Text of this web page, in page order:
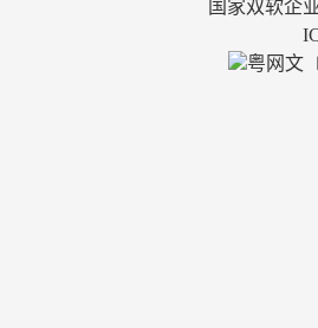
国家双软企
粤网文